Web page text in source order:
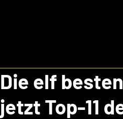
Die elf
jetzt Top-11